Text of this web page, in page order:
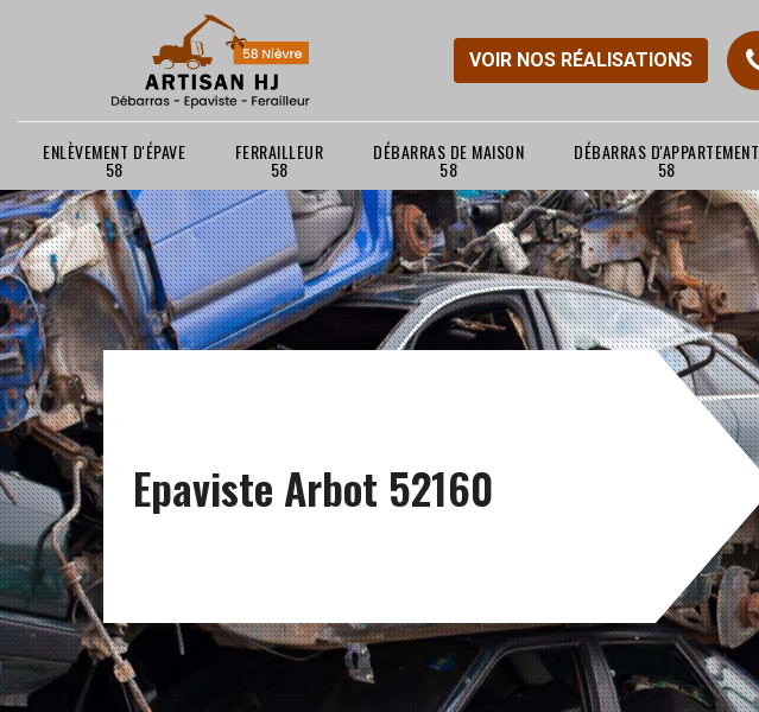
VOIR NOS RÉALISATIONS
ENLÈVEMENT D'ÉPAVE
58
FERRAILLEUR
58
DÉBARRAS DE MAISON
58
DÉBARRAS D'APPARTEMENT
58
Epaviste Arbot 52160